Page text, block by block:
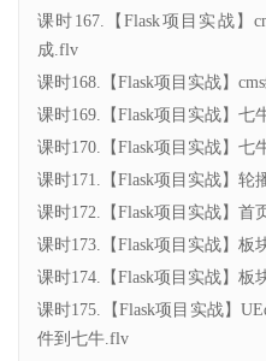
课时167.【Flask项目实战】
成.flv
课时168.【Flask项目实战】
课时169.【Flask项目实战】七
课时170.【Flask项目实战】七
课时171.【Flask项目实战】
课时172.【Flask项目实战】
课时173.【Flask项目实战】板
课时174.【Flask项目实战】板
课时175.【Flask项目实战】
件到七牛.flv